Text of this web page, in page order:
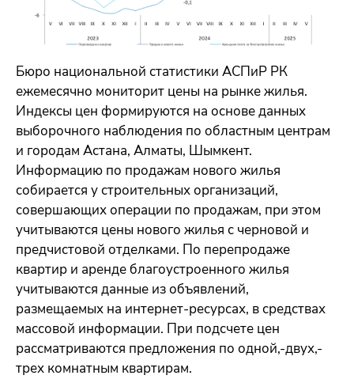
Бюро национальной статистики АСПиР РК
ежемесячно мониторит цены на рынке жилья.
Индексы цен формируются на основе данных
выборочного наблюдения по областным центрам
и городам Астана, Алматы, Шымкент.
Информацию по продажам нового жилья
собирается у строительных организаций,
совершающих операции по продажам, при этом
учитываются цены нового жилья с черновой и
предчистовой отделками. По перепродаже
квартир и аренде благоустроенного жилья
учитываются данные из объявлений,
размещаемых на интернет-ресурсах, в средствах
массовой информации. При подсчете цен
рассматриваются предложения по одной,-двух,-
трех комнатным квартирам.